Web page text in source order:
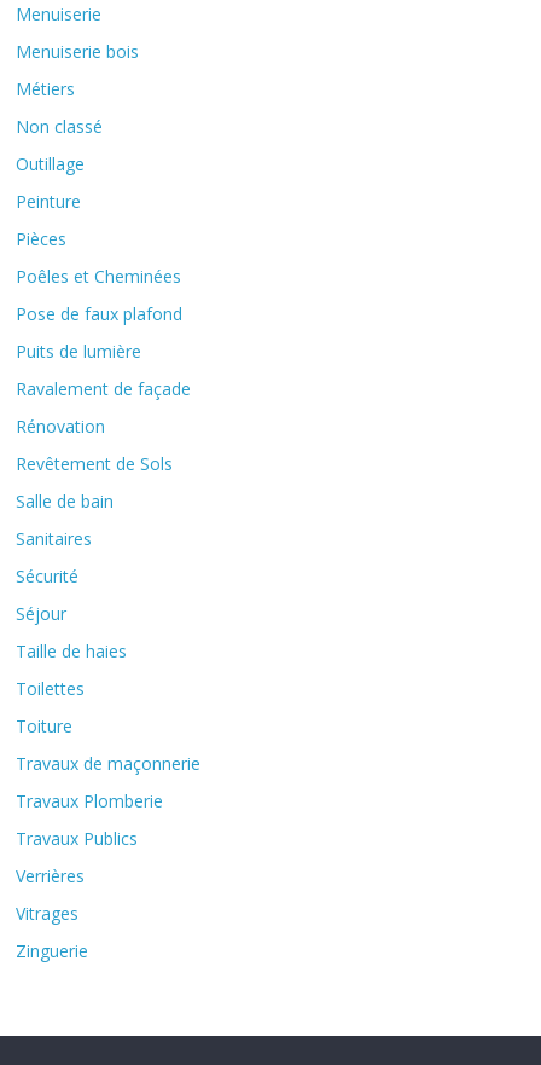
Menuiserie
Menuiserie bois
Métiers
Non classé
Outillage
Peinture
Pièces
Poêles et Cheminées
Pose de faux plafond
Puits de lumière
Ravalement de façade
Rénovation
Revêtement de Sols
Salle de bain
Sanitaires
Sécurité
Séjour
Taille de haies
Toilettes
Toiture
Travaux de maçonnerie
Travaux Plomberie
Travaux Publics
Verrières
Vitrages
Zinguerie